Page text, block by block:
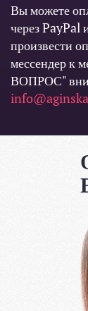
Вы можете
через
произвести
мессендер к
ВОПРОС"